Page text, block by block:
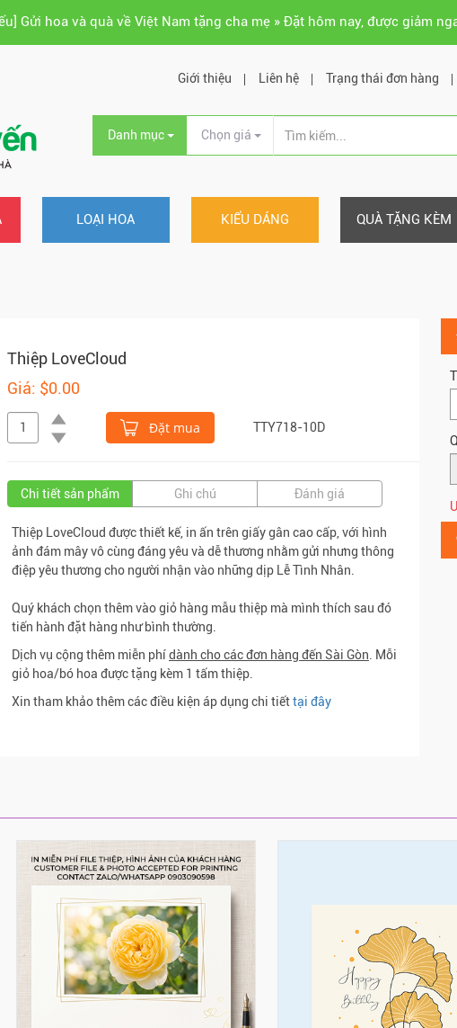
Gửi hoa và quà về Việt Nam tặng cha mẹ » Đặt hôm nay, được giảm
Giới thiệu Liên hệ Trạng thái đơn hàng
Danh mục Chọn giá
LOẠI HOA KIỂU DÁNG QUÀ TẶNG KÈM
Thiệp LoveCloud
Giá: $0.00
Đặt mua TTY718-10D
Chi tiết sản phẩm Ghi chú Đánh giá
Thiệp LoveCloud được thiết kế, in ấn trên giấy gân cao cấp, với hình
ảnh đám mây vô cùng đáng yêu và dễ thương nhằm gửi nhưng thông
điệp yêu thương cho người nhận vào những dịp Lễ Tình Nhân.
Quý khách chọn thêm vào giỏ hàng mẫu thiệp mà mình thích sau đó
tiến hành đặt hàng như bình thường.
Dịch vụ cộng thêm miễn phídành cho các đơn hàng đến Sài Gòn . Mỗi
giỏ hoa/bó hoa được tặng kèm 1 tấm thiệp.
Xin tham khảo thêm các điều kiện áp dụng chi tiếttại đây